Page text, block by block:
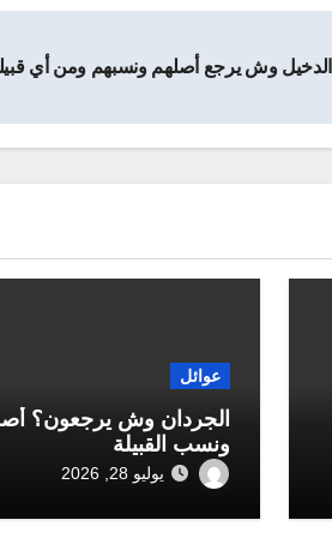
الدخيل وش يرجع أصلهم ونسبهم ومن أي
عوائل
الجردان وش يرجعون؟
ونسب القبيلة
يوليو 28, 2026